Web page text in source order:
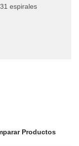
espirales
Productos